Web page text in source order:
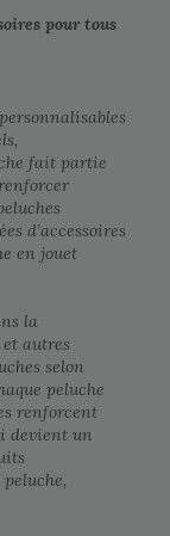
pour tous
fait partie
d’accessoires
en jouet
la
autres
selon
peluche
renforcent
devient un